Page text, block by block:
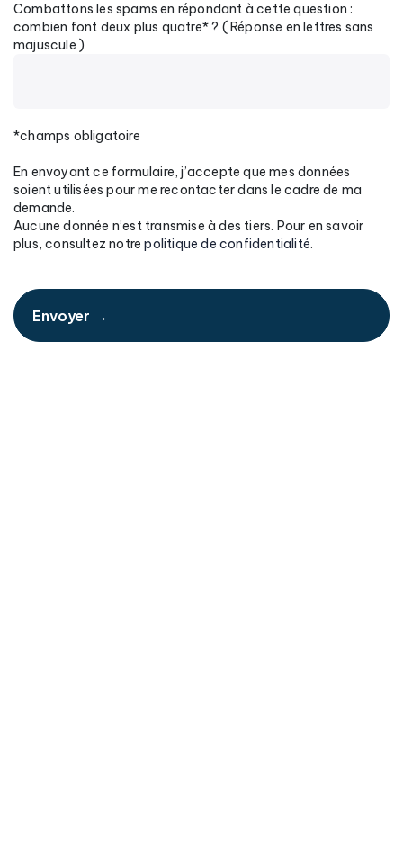
Combattons les spams en répondant à cette question :
combien font deux plus quatre* ? ( Réponse en lettres sans
majuscule )
*champs obligatoire
En envoyant ce formulaire, j’accepte que mes données
soient utilisées pour me recontacter dans le cadre de ma
demande.
Aucune donnée n’est transmise à des tiers. Pour en savoir
plus, consultez notrepolitique de confidentialité.